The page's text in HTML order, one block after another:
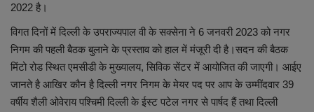
वीडियो
टेक वर्ल्ड
लाइफस्टाइल
2022 है।
विगत दिनों में दिल्ली के उपराज्यपाल वी के सक्सेना ने 6 जनवरी 2023 को नगर
निगम की पहली बैठक बुलाने के प्रस्ताव को हाल में मंजूरी दी है।सदन की बैठक
मिंटो रोड स्थित एमसीडी के मुख्यालय, सिविक सेंटर में आयोजित की जाएगी। आईए
जानते है आखिर कौन है दिल्ली नगर निगम के मेयर पद पर आप के उम्मींदवार 39
वर्षीय शैली ओवेराय पश्चिमी दिल्ली के ईस्ट पटेल नगर से पार्षद हैं तथा दिल्ली